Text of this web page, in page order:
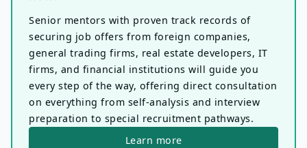
Senior mentors with proven track records of
securing job offers from foreign companies,
general trading firms, real estate developers, IT
firms, and financial institutions will guide you
every step of the way, offering direct consultation
on everything from self-analysis and interview
preparation to special recruitment pathways.
Learn more